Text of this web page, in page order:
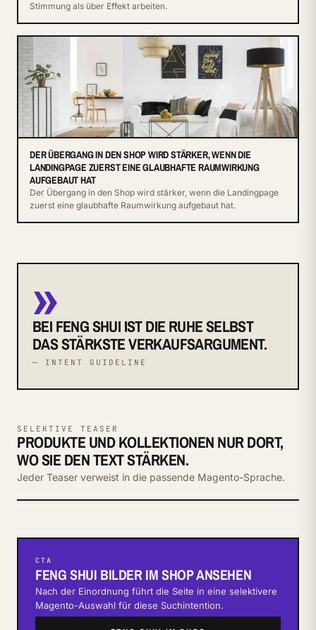
Stimmung als über Effekt arbeiten.
DER ÜBERGANG IN DEN SHOP WIRD STÄRKER, WENN DIE
LANDINGPAGE ZUERST EINE GLAUBHAFTE RAUMWIRKUNG
AUFGEBAUT HAT
Der Übergang in den Shop wird stärker, wenn die Landingpage
zuerst eine glaubhafte Raumwirkung aufgebaut hat.
»
BEI FENG SHUI IST DIE RUHE SELBST
DAS STÄRKSTE VERKAUFSARGUMENT.
— INTENT GUIDELINE
SELEKTIVE TEASER
PRODUKTE UND KOLLEKTIONEN NUR DORT,
WO SIE DEN TEXT STÄRKEN.
Jeder Teaser verweist in die passende Magento-Sprache.
CTA
FENG SHUI BILDER IM SHOP ANSEHEN
Nach der Einordnung führt die Seite in eine selektivere
Magento-Auswahl für diese Suchintention.